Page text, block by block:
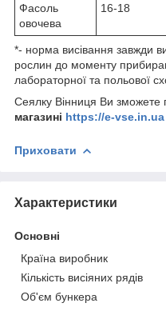
Фасоль
овочева
16-18
*- норма висівання завжди
рослин до моменту
лабораторної та польової
Сеялку Вінниця Ви
магазині https://e-vse.in.ua
Приховати
Характеристики
Основні
Країна виробник
Кількість висіяних рядів
Об'єм бункера